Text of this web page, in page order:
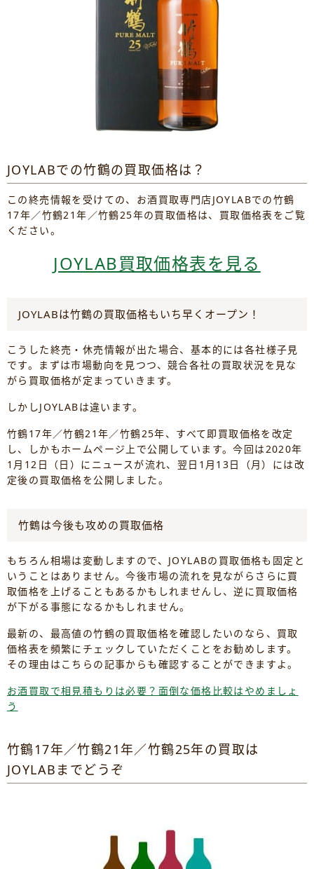
JOYLABでの竹鶴の買取価格は？
この終売情報を受けての、お酒買取専門店JOYLABでの竹鶴
17年／竹鶴21年／竹鶴25年の買取価格は、買取価格表をご覧
ください。
JOYLAB買取価格表を見る
JOYLABは竹鶴の買取価格もいち早くオープン！
こうした終売・休売情報が出た場合、基本的には各社様子見
です。まずは市場動向を見つつ、競合各社の買取状況を見な
がら買取価格が定まっていきます。
しかしJOYLABは違います。
竹鶴17年／竹鶴21年／竹鶴25年、すべて即買取価格を改定
し、しかもホームページ上で公開しています。今回は2020年
1月12日（日）にニュースが流れ、翌日1月13日（月）には改
定後の買取価格を公開しました。
竹鶴は今後も攻めの買取価格
もちろん相場は変動しますので、JOYLABの買取価格も固定と
いうことはありません。今後市場の流れを見ながらさらに買
取価格を上げることもあるかもしれませんし、逆に買取価格
が下がる事態になるかもしれません。
最新の、最高値の竹鶴の買取価格を確認したいのなら、買取
価格表を頻繁にチェックしていただくことをお勧めします。
その理由はこちらの記事からも確認することができますよ。
お酒買取で相見積もりは必要？面倒な価格比較はやめましょ
う
竹鶴17年／竹鶴21年／竹鶴25年の買取は
JOYLABまでどうぞ